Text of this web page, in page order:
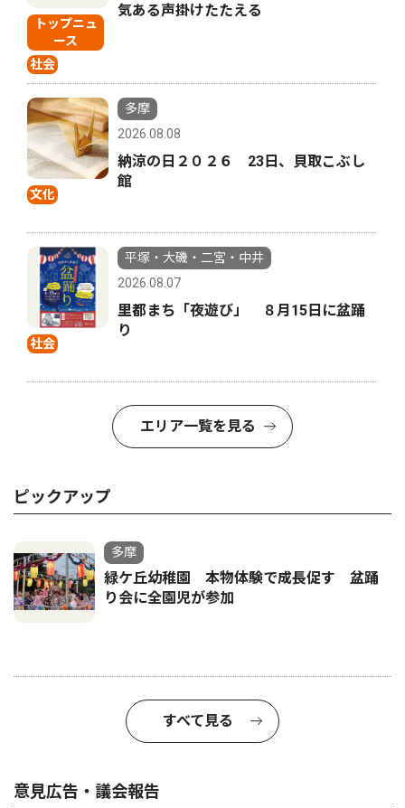
トップニュ
ース
社会
気ある声掛けたたえる
文化
多摩
2026.08.08
納涼の日２０２６ 23日、貝取こぶし
館
社会
平塚・大磯・二宮・中井
2026.08.07
里都まち「夜遊び」 ８月15日に盆踊
り
エリア一覧を見る
ピックアップ
多摩
緑ケ丘幼稚園 本物体験で成長促す 盆踊
り会に全園児が参加
すべて見る
意見広告・議会報告